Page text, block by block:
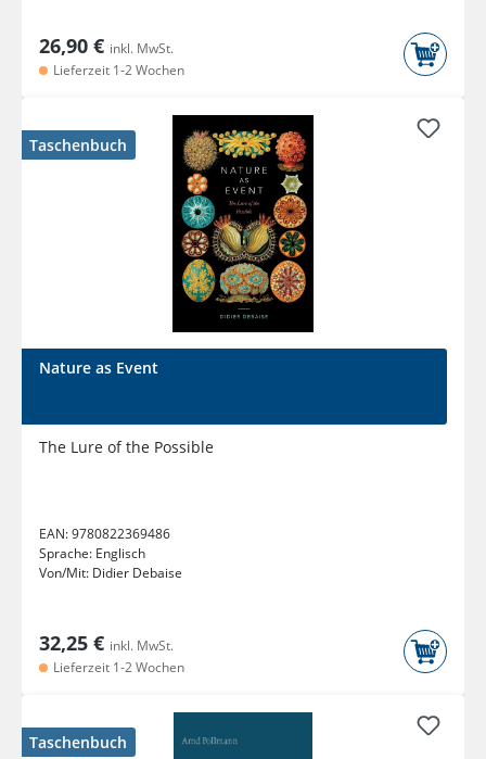
26,90 € inkl. MwSt.
Lieferzeit 1-2 Wochen
Taschenbuch
Nature as Event
The Lure of the Possible
EAN:9780822369486
Sprache: Englisch
Von/Mit: Didier Debaise
32,25 € inkl. MwSt.
Lieferzeit 1-2 Wochen
Taschenbuch